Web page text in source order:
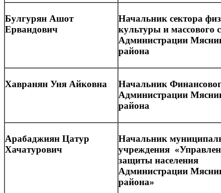
Булгурян Ашот
Ервандович
Начальник сектора
культуры и массового
Администрации
района
Хавранян Уня Айковна
Начальник
Администрации
района
Арабаджиян Цатур
Хачатурович
Начальник
учреждения
защиты населения
Администрации
района»